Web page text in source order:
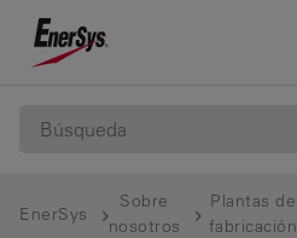
EnerSys
Sobre
nosotros
Plantas de
fabricación